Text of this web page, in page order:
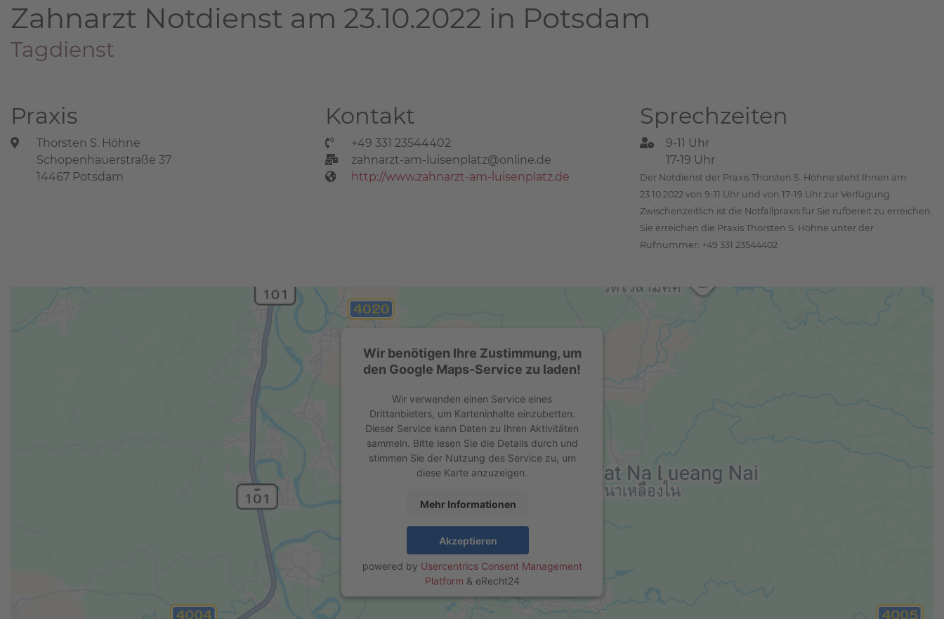
Zahnarzt Notdienst am 23.10.2022 in Potsdam
Tagdienst
Praxis
Thorsten S. Höhne
Schopenhauerstraße 37
14467 Potsdam
Kontakt
+49 331 23544402
zahnarzt-am-luisenplatz@online.de
http://www.zahnarzt-am-luisenplatz.de
Sprechzeiten
9-11 Uhr
17-19 Uhr
Der Notdienst der Praxis Thorsten S. Höhne steht Ihnen am
23.10.2022 von 9-11 Uhr und von 17-19 Uhr zur Verfügung.
Zwischenzeitlich ist die Notfallpraxis für Sie rufbereit zu erreichen.
Sie erreichen die Praxis Thorsten S. Höhne unter der
Rufnummer: +49 331 23544402
Wir benötigen Ihre Zustimmung, um
den Google Maps-Service zu laden!
Wir verwenden einen Service eines
Drittanbieters, um Karteninhalte einzubetten.
Dieser Service kann Daten zu Ihren Aktivitäten
sammeln. Bitte lesen Sie die Details durch und
stimmen Sie der Nutzung des Service zu, um
diese Karte anzuzeigen.
Mehr Informationen
Akzeptieren
powered by Usercentrics Consent Management
Platform & eRecht24